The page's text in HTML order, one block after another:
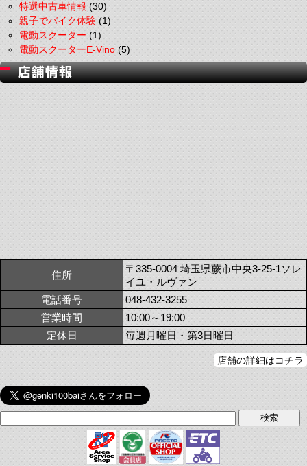
特選中古車情報(30)
親子でバイク体験(1)
電動スクーター(1)
電動スクーターE-Vino(5)
住所
〒335-0004 埼玉県蕨市中央3-25-1ソレ
イユ・ルヴァン
電話番号
048-432-3255
営業時間
10:00～19:00
定休日
毎週月曜日・第3日曜日
店舗の詳細はコチラ